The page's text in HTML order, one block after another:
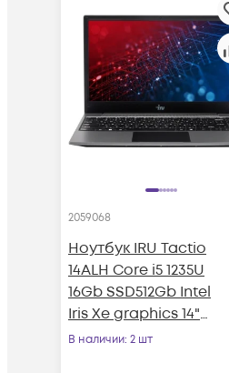
2059068
Ноутбук IRU Tactio
14ALH Core i5 1235U
16Gb SSD512Gb Intel
Iris Xe graphics 14"
IPS FHD (1920x1080)
В наличии: 2 шт